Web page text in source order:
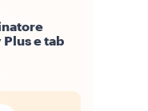
Plus e tab